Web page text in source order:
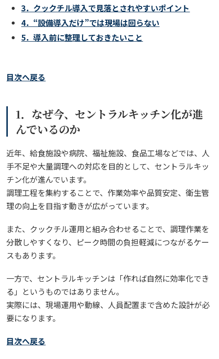
3．クックチル導入で見落とされやすいポイント
4．“設備導入だけ”では現場は回らない
5．導入前に整理しておきたいこと
目次へ戻る
1．なぜ今、セントラルキッチン化が進
んでいるのか
近年、給食施設や病院、福祉施設、食品工場などでは、人
手不足や大量調理への対応を目的として、セントラルキッ
チン化が進んでいます。
調理工程を集約することで、作業効率や品質安定、衛生管
理の向上を目指す動きが広がっています。
また、クックチル運用と組み合わせることで、調理作業を
分散しやすくなり、ピーク時間の負担軽減につながるケー
スもあります。
一方で、セントラルキッチンは「作れば自然に効率化でき
る」というものではありません。
実際には、現場運用や動線、人員配置まで含めた設計が必
要になります。
目次へ戻る